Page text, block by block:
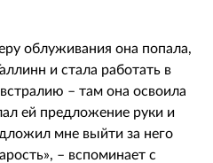
облуживания она попала,
и стала работать в
– там она освоила
ей предложение руки и
мне выйти за него
– вспоминает с